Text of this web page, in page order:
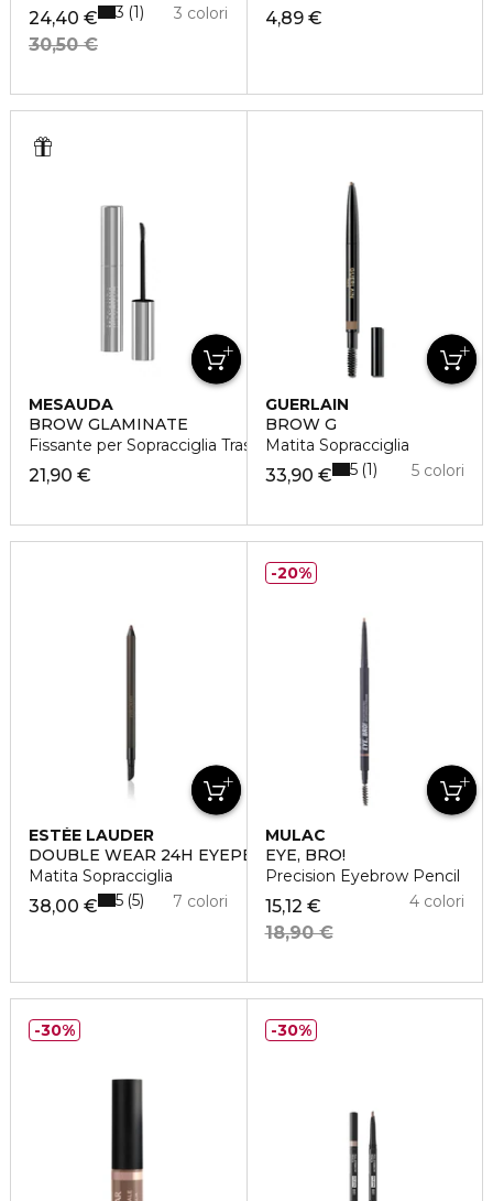
24,40 €
30,50 €
3 colori
3 1 4,89 €
MESAUDA
BROW GLAMINATE
Fissante per Sopracciglia Trasparente
21,90 €
GUERLAIN
BROW G
Matita Sopracciglia
33,90 € 5 colori
5 1
ESTÉE LAUDER
DOUBLE WEAR 24H EYEPENCIL
Matita Sopracciglia
38,00 € 7 colori
5 5
MULAC
EYE, BRO!
Precision Eyebrow Pencil
15,12 €
18,90 €
4 colori
20%
30% 30%